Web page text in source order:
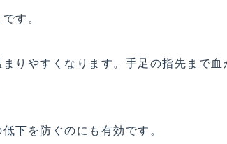
す。
りやすくなります。手足の指先まで血
下を防ぐのにも有効です。